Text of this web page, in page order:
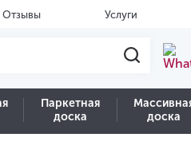
Отзывы Услуги
Паркетная
доска
доска